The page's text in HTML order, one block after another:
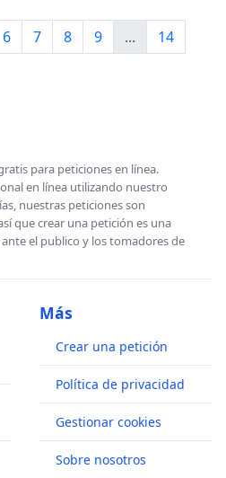
6 7 8 9 ...
14
para peticiones en línea.
en línea utilizando nuestro
nuestras peticiones son
que crear una petición es una
el publico y los tomadores de
Más
Crear una petición
Política de privacidad
Gestionar cookies
Sobre nosotros